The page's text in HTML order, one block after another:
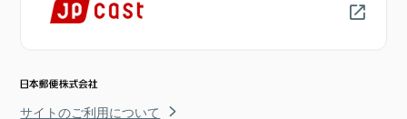
サイトのご利用について